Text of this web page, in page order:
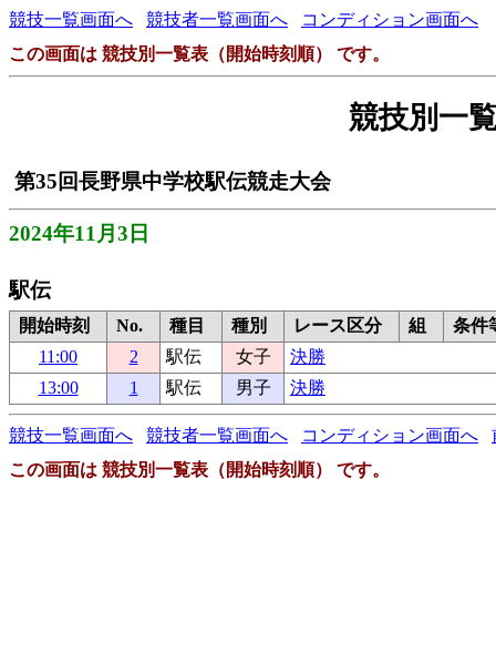
競技一覧画面へ 競技者一覧画面へ
コンディション画面へ
この画面は 競技別一覧表（開始時刻順） です。
競技別一
第35回長野県中学校駅伝競走大会
2024年11月3日
駅伝
開始時刻 No. 種目 種別 レース区分 組
条件
11:00
2 駅伝 女子
決勝
13:00
1 駅伝 男子 決勝
競技一覧画面へ 競技者一覧画面へ コンディション画面へ
この画面は 競技別一覧表（開始時刻順） です。